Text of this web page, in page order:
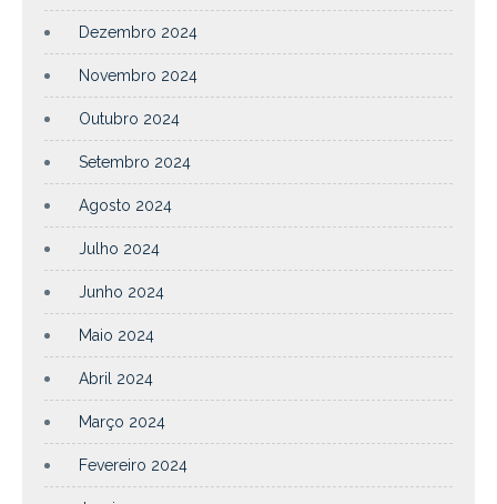
Dezembro 2024
Novembro 2024
Outubro 2024
Setembro 2024
Agosto 2024
Julho 2024
Junho 2024
Maio 2024
Abril 2024
Março 2024
Fevereiro 2024